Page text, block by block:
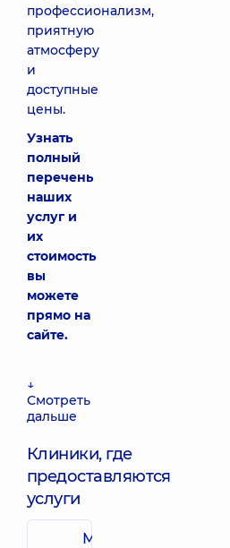
профессионализм,
приятную
атмосферу
и
доступные
цены.
Узнать
полный
перечень
наших
услуг и
их
стоимость
вы
можете
прямо на
сайте.
↓
Смотреть
дальше
Клиники, где
предоставляются
услуги
Многопрофильный